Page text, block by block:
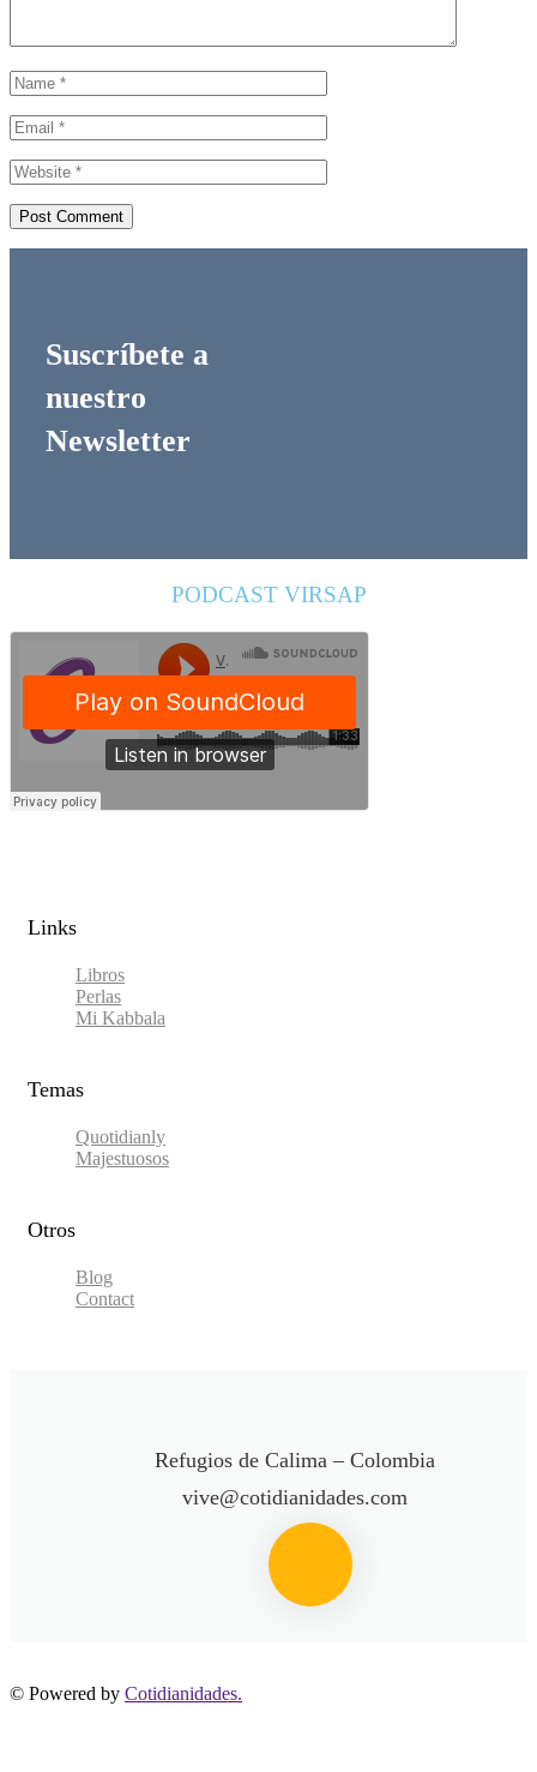
Suscríbete a
nuestro
Newsletter
PODCAST VIRSAP
Links​
Libros
Perlas
Mi Kabbala
Temas
Quotidianly
Majestuosos
Otros
Blog
Contact
Refugios de Calima – Colombia
vive@cotidianidades.com
© Powered by Cotidianidades.